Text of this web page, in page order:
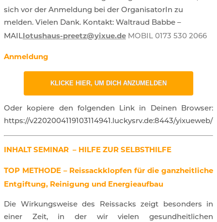
sich vor der Anmeldung bei der OrganisatorIn zu
melden. Vielen Dank. Kontakt: Waltraud Babbe –
MAILlotushaus-preetz@yixue.de MOBIL 0173 530 2066
Anmeldung
KLICKE HIER, UM DICH ANZUMELDEN
Oder kopiere den folgenden Link in Deinen Browser:
https://v2202004119103114941.luckysrv.de:8443/yixueweb/
INHALT SEMINAR – HILFE ZUR SELBSTHILFE
TOP METHODE – Reissackklopfen für die ganzheitliche
Entgiftung, Reinigung und Energieaufbau
Die Wirkungsweise des Reissacks zeigt besonders in
einer Zeit, in der wir vielen gesundheitlichen